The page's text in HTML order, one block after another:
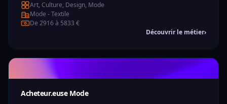
Art, Culture, Design, Mode
Mode - Textile
De 2916 à 5833 €
Découvrir le métier›
Acheteur.euse Mode